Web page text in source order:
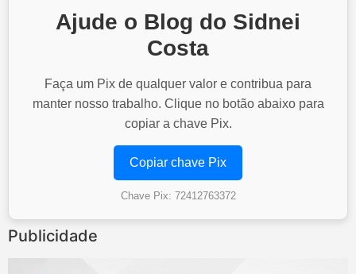
Ajude o Blog do Sidnei
Costa
Faça um Pix de qualquer valor e contribua para
manter nosso trabalho. Clique no botão abaixo para
copiar a chave Pix.
Copiar chave Pix
Chave Pix: 72412763372
Publicidade